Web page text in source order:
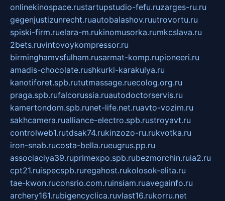
onlinekinospace.rustartupstudio-fefu.ruzarges-ru.ru
gegenjustizunrecht.ruautobalashov.ruutrovortu.ru
spiski-firm.ruelara-m.rukinomusorka.rumkcslava.ru
2bets.ruvintovoykompressor.ru
birminghamvsfulham.rusarmat-komp.rupioneeri.ru
amadis-chocolate.rushkurki-karakulya.ru
kanotiforet.spb.rututmassage.ruecolog.org.ru
praga.spb.rufalcorussia.ruautodoctorservis.ru
kamertondom.spb.runet-life.net.ruavto-vozim.ru
sakhcamera.rualliance-electro.spb.rustroyavt.ru
controlweb1.rutdsak74.rukinzozo-ru.rukvotka.ru
iron-snab.rucosta-bella.rueugrus.pp.ru
associaciya39.ruprimexpo.spb.rubezmorchin.ruia2.ru
cpt21.ruispecspb.ruregahost.rukolosok-elita.ru
tae-kwon.ruconsrio.com.ruinsiam.ruavegainfo.ru
archery161.rubigencyclica.ruvlast16.rukorru.net